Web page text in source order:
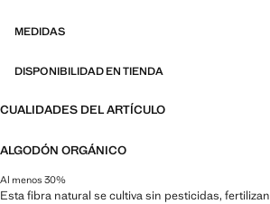
MEDIDAS
DISPONIBILIDAD EN TIENDA
CUALIDADES DEL ARTÍCULO
ALGODÓN ORGÁNICO
Al menos 30%
Esta fibra natural se cultiva sin pesticidas,